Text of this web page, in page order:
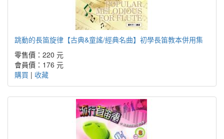
跳動的長笛旋律【古典&童謠/經典名曲】初學長笛教本併用集
零售價：220 元
會員價：176 元
購買 | 收藏